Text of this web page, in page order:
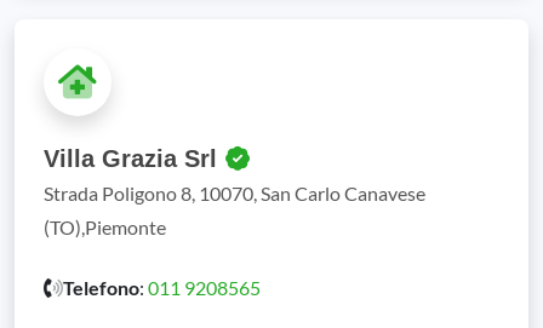
Villa Grazia Srl
Strada Poligono 8, 10070, San Carlo Canavese
(TO),Piemonte
Telefono: 011 9208565